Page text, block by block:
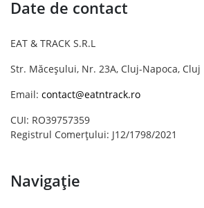
Date de contact
EAT & TRACK S.R.L
Str. Măceșului, Nr. 23A, Cluj-Napoca, Cluj
Email: contact@eatntrack.ro
CUI: RO39757359
Registrul Comerțului: J12/1798/2021
Navigație